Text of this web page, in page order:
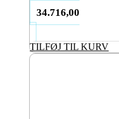
34.716,00
TILFØJ TIL KURV